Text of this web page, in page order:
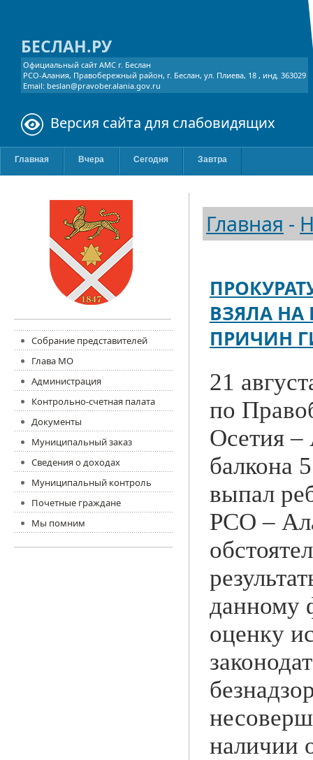
БЕСЛАН.РУ
Официальный сайт АМС г. Беслан
РСО-Алания, Правобережный район, г. Беслан, ул. Плиева, 18 , инд. 363029
Email: beslan@pravober.alania.gov.ru
Версия сайта для слабовидящих
Главная Вчера Сегодня Завтра
Собрание представителей
Глава МО
Администрация
Контрольно-счетная палата
Документы
Муниципальный заказ
Сведения о доходах
Муниципальный контроль
Почетные граждане
Мы помним
Главная -
ВЗЯЛА НА
ПРИЧИН
21
по
Осетия –
балкона
выпал
РСО –
данному
оценку
наличии